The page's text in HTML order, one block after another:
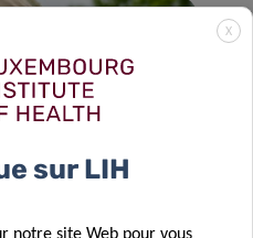
X
sur LIH
notre site Web pour vous